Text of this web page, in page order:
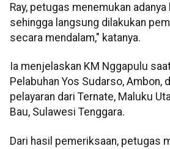
Ray, petugas menemukan
sehingga langsung dilakukan
secara mendalam," katanya.
Ia menjelaskan KM Nggapulu
Pelabuhan Yos Sudarso, Ambon,
pelayaran dari Ternate, Maluku
Bau, Sulawesi Tenggara.
Dari hasil pemeriksaan, petugas